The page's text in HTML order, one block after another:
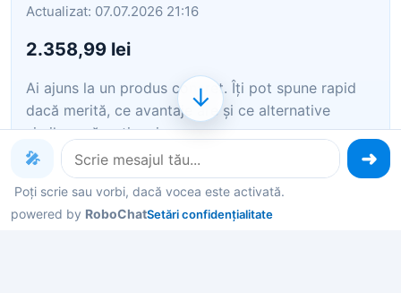
Actualizat: 07.07.2026 21:16
2.358,99 lei
Ai ajuns la un produs concret. Îți pot spune rapid
dacă merită, ce avantaje are și ce alternative
similare găsești mai ușor.
Pe scurt: Acest set de mobilier de grădină este o
alegere excelentă pentru grădina, curtea sau
terasa dvs. Scaunul de grădină este fabricat din
🎤
Poți scrie sau vorbi, dacă vocea este activată.
powered by RoboChatSetări confidențialitate
↓